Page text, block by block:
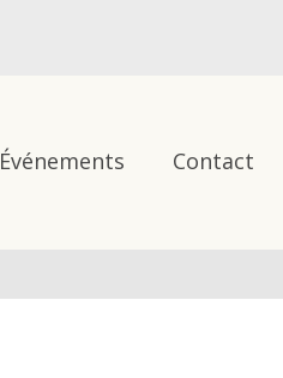
Événements Contact